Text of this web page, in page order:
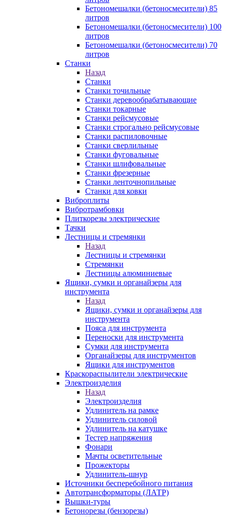
Бетономешалки (бетоносмесители) 85
литров
Бетономешалки (бетоносмесители) 100
литров
Бетономешалки (бетоносмесители) 70
литров
Станки
Назад
Станки
Станки точильные
Станки деревообрабатывающие
Станки токарные
Станки рейсмусовые
Станки строгально рейсмусовые
Станки распиловочные
Станки сверлильные
Станки фуговальные
Станки шлифовальные
Станки фрезерные
Станки ленточнопильные
Станки для ковки
Виброплиты
Вибротрамбовки
Плиткорезы электрические
Тачки
Лестницы и стремянки
Назад
Лестницы и стремянки
Стремянки
Лестницы алюминиевые
Ящики, сумки и органайзеры для
инструмента
Назад
Ящики, сумки и органайзеры для
инструмента
Пояса для инструмента
Переноски для инструмента
Сумки для инструмента
Органайзеры для инструментов
Ящики для инструментов
Краскораспылители электрические
Электроизделия
Назад
Электроизделия
Удлинитель на рамке
Удлинитель силовой
Удлинитель на катушке
Тестер напряжения
Фонари
Мачты осветительные
Прожекторы
Удлинитель-шнур
Источники бесперебойного питания
Автотрансформаторы (ЛАТР)
Вышки-туры
Бетонорезы (бензорезы)